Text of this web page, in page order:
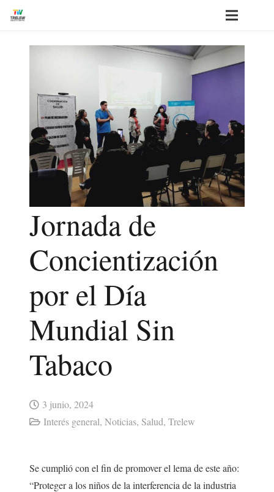
Jornada de
Concientización
por el Día
Mundial Sin
Tabaco
3 junio, 2024
Interés general, Noticias, Salud, Trelew
Se cumplió con el fin de promover el lema de este año:
“Proteger a los niños de la interferencia de la industria